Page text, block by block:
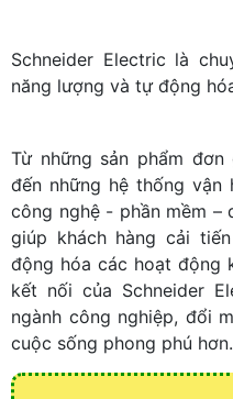
Schneider Electric là
năng lượng và tự động
Từ những sản phẩm
đến những hệ thống vận
công nghệ - phần mềm –
giúp khách hàng cải
động hóa các hoạt động
kết nối của Schneider
ngành công nghiệp, đổi
cuộc sống phong phú hơn.